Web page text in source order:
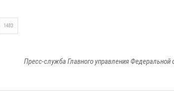
1483
Пресс-служба Главного управления